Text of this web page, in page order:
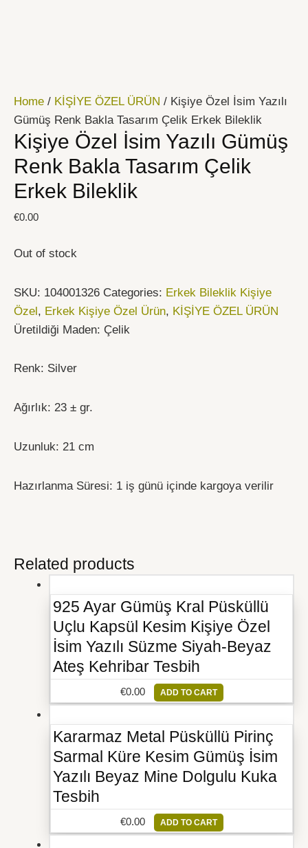
Home / KİŞİYE ÖZEL ÜRÜN / Kişiye Özel İsim Yazılı
Gümüş Renk Bakla Tasarım Çelik Erkek Bileklik
Kişiye Özel İsim Yazılı Gümüş
Renk Bakla Tasarım Çelik
Erkek Bileklik
€0.00
Out of stock
SKU: 104001326 Categories: Erkek Bileklik Kişiye
Özel, Erkek Kişiye Özel Ürün, KİŞİYE ÖZEL ÜRÜN
Üretildiği Maden: Çelik
Renk: Silver
Ağırlık: 23 ± gr.
Uzunluk: 21 cm
Hazırlanma Süresi: 1 iş günü içinde kargoya verilir
Related products
925 Ayar Gümüş Kral Püsküllü
Uçlu Kapsül Kesim Kişiye Özel
İsim Yazılı Süzme Siyah-Beyaz
Ateş Kehribar Tesbih
€0.00 ADD TO CART
Kararmaz Metal Püsküllü Pirinç
Sarmal Küre Kesim Gümüş İsim
Yazılı Beyaz Mine Dolgulu Kuka
Tesbih
€0.00 ADD TO CART